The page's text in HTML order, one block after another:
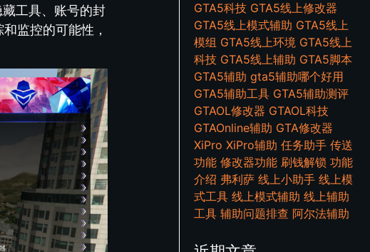
工具、账号的封
监控的可能性，
GTA5科技 GTA5线上修改器
GTA5线上模式辅助 GTA5线上
模组 GTA5线上环境 GTA5线上
科技 GTA5线上辅助 GTA5脚本
GTA5辅助 gta5辅助哪个好用
GTA5辅助工具 GTA5辅助测评
GTAOL修改器 GTAOL科技
GTAOnline辅助 GTA修改器
XiPro XiPro辅助 任务助手 传送
功能 修改器功能 刷钱解锁 功能
介绍 弗利萨 线上小助手 线上模
式工具 线上模式辅助 线上辅助
工具 辅助问题排查 阿尔法辅助